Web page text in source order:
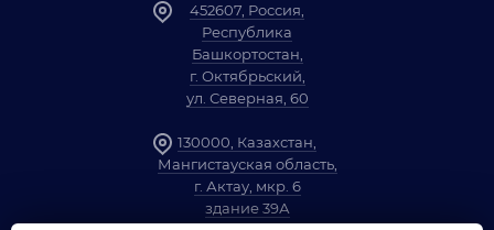
452607, Россия,
Республика
Башкортостан,
г. Октябрьский,
ул. Северная, 60
130000, Казахстан,
Мангистауская область,
г. Актау, мкр. 6
здание 39А